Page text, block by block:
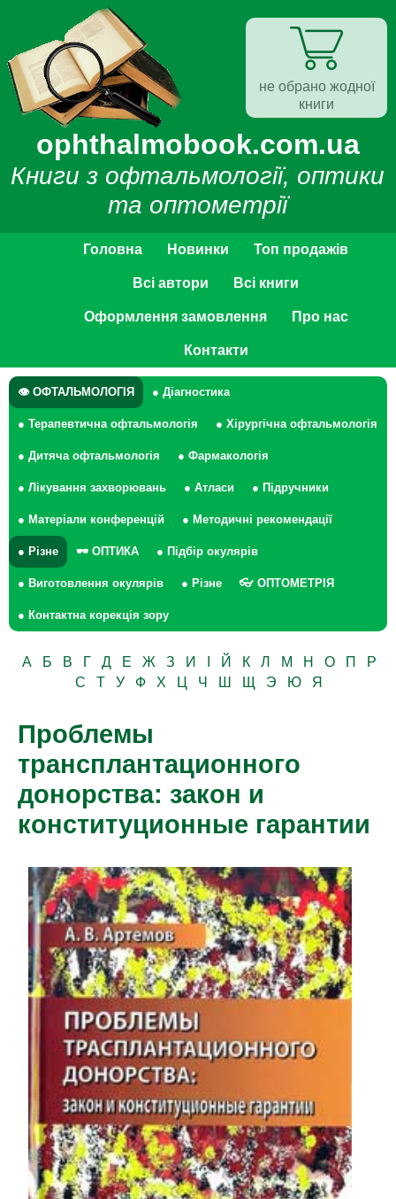
ophthalmobook.com.ua
Книги з офтальмології, оптики
та оптометрії
Головна Новинки Топ продажів
Всі автори Всі книги
Оформлення замовлення Про нас
Контакти
👁 ОФТАЛЬМОЛОГІЯ ● Діагностика
● Терапевтична офтальмологія ● Хірургічна офтальмологія
● Дитяча офтальмологія ● Фармакологія
● Лікування захворювань ● Атласи ● Підручники
● Матеріали конференцій ● Методичні рекомендації
● Різне 🕶 ОПТИКА ● Підбір окулярів
● Виготовлення окулярів ● Різне 👓 ОПТОМЕТРІЯ
● Контактна корекція зору
А Б В Г Д Е Ж З И Й К Л М Н О П
Р
С
Т У Ф Х Ц Ч Ш Щ Э Ю Я
Проблемы
трансплантационного
донорства: закон и
конституционные гарантии
не обрано жодної
книги